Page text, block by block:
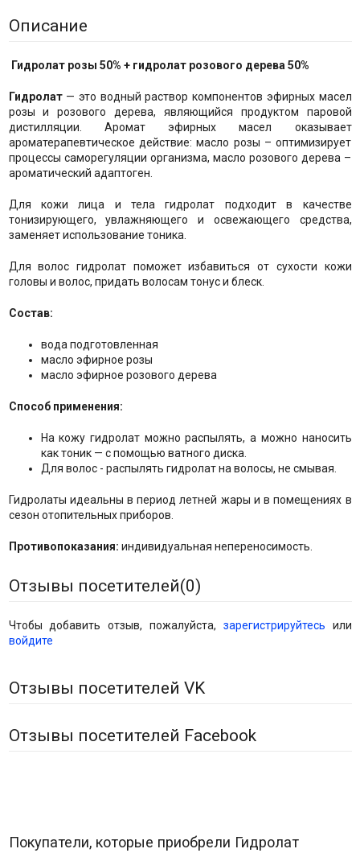
Описание
Гидролат розы 50% + гидролат розового дерева 50%
Гидролат— это водный раствор компонентов эфирных масел
розы и розового дерева, являющийся продуктом паровой
дистилляции. Аромат эфирных масел оказывает
ароматерапевтическое действие: масло розы – оптимизирует
процессы саморегуляции организма, масло розового дерева –
ароматический адаптоген.
Для кожи лица и тела гидролат подходит в качестве
тонизирующего, увлажняющего и освежающего средства,
заменяет использование тоника.
Для волос гидролат поможет избавиться от сухости кожи
головы и волос, придать волосам тонус и блеск.
Состав:
вода подготовленная
масло эфирное розы
масло эфирное розового дерева
Способ применения:
На кожу гидролат можно распылять, а можно наносить
как тоник — с помощью ватного диска.
Для волос - распылять гидролат на волосы, не смывая.
Гидролаты идеальны в период летней жары и в помещениях в
сезон отопительных приборов.
Противопоказания: индивидуальная непереносимость.
Отзывы посетителей(0)
Чтобы добавить отзыв, пожалуйста, зарегистрируйтесь или
войдите
Отзывы посетителей VK
Отзывы посетителей Facebook
Покупатели, которые приобрели Гидролат